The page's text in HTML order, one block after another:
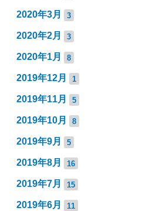
2020年3月 3
2020年2月 3
2020年1月 8
2019年12月 1
2019年11月 5
2019年10月 8
2019年9月 5
2019年8月 16
2019年7月 15
2019年6月 11